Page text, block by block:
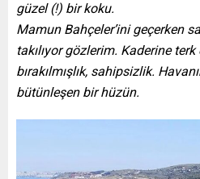
güzel (!) bir koku.
Mamun Bahçeler’ini geçerken
takılıyor gözlerim. Kaderine
bırakılmışlık, sahipsizlik.
bütünleşen bir hüzün.